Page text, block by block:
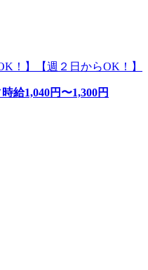
！】【週２日からOK！】
時給1,040円〜1,300円